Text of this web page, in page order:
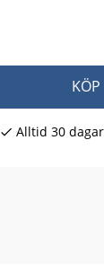
KÖP
Alltid 30